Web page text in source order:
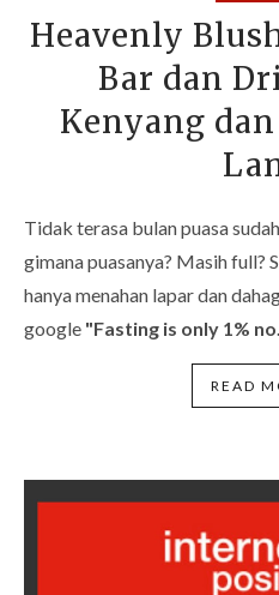
Heavenly
Bar dan
Kenyang
Tidak terasa bulan puasa
gimana puasanya? Masih full?
hanya menahan lapar dan
google "Fasting is only 1%
READ